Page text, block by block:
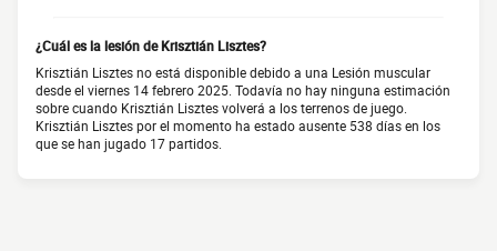
¿Cuál es la lesión de Krisztián Lisztes?
Krisztián Lisztes no está disponible debido a una Lesión muscular
desde el viernes 14 febrero 2025. Todavía no hay ninguna estimación
sobre cuando Krisztián Lisztes volverá a los terrenos de juego.
Krisztián Lisztes por el momento ha estado ausente 538 días en los
que se han jugado 17 partidos.